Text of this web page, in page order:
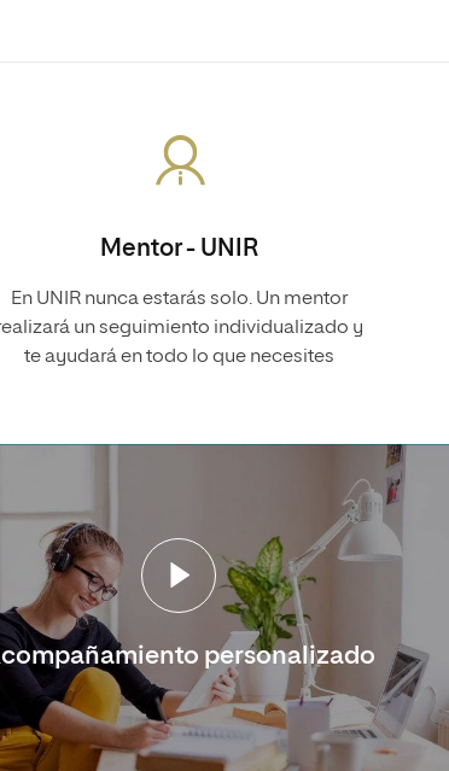
Mentor - UNIR
En UNIR nunca estarás solo. Un mentor
un seguimiento individualizado y
te ayudará en todo lo que necesites
personalizado